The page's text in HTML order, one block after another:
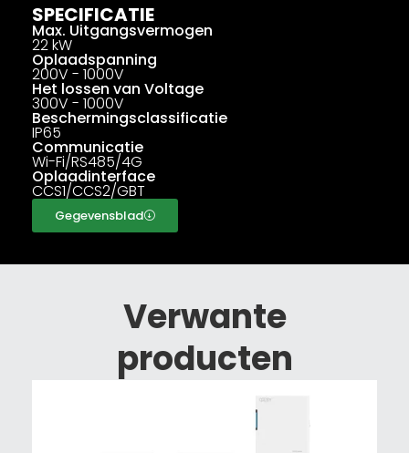
SPECIFICATIE
Max. Uitgangsvermogen
22 kW
Oplaadspanning
200V - 1000V
Het lossen van Voltage
300V - 1000V
Beschermingsclassificatie
IP65
Communicatie
Wi-Fi/RS485/4G
Oplaadinterface
CCS1/CCS2/GBT
Gegevensblad
Verwante
producten